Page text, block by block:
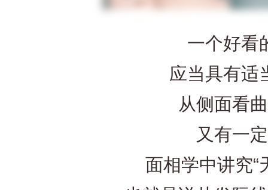
一个好看
应当具有适
从侧面看曲
又有一定
面相学中讲究“